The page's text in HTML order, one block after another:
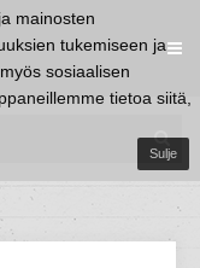
mainosten
tukemiseen ja
sosiaalisen
tietoa siitä,
Sulje